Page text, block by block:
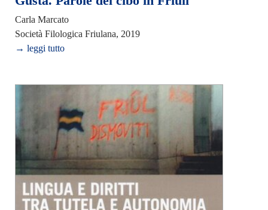
Carla Marcato
Società Filologica Friulana, 2019
→ leggi tutto